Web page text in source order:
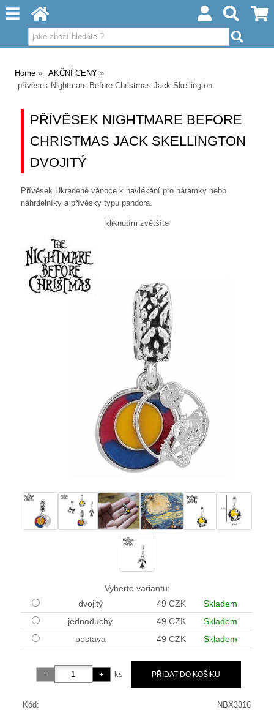
Home
AKČNÍ CENY
přívěsek Nightmare Before Christmas Jack Skellington
PŘÍVĚSEK NIGHTMARE BEFORE
CHRISTMAS JACK SKELLINGTON
DVOJITÝ
Přívěsek Ukradené vánoce k navlékání pro náramky nebo
náhrdelníky a přívěsky typu pandora.
kliknutím zvětšíte
Vyberte variantu:
dvojitý
49 CZK
Skladem
jednoduchý
49 CZK
Skladem
postava
49 CZK Skladem
ks
Kód:
NBX3816